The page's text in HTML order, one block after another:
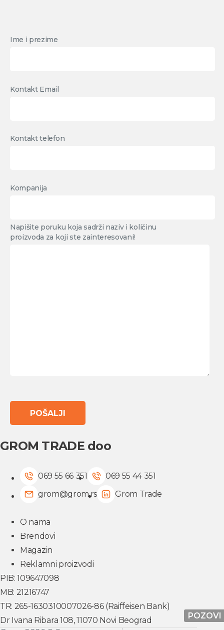
Ime i prezime
Kontakt Email
Kontakt telefon
Kompanija
Napišite poruku koja sadrži naziv i količinu
proizvoda za koji ste zainteresovani!
GROM TRADE doo
069 55 66 351
069 55 44 351
grom@grom.rs
Grom Trade
O nama
Brendovi
Magazin
Reklamni proizvodi
PIB: 109647098
MB: 21216747
TR: 265-1630310007026-86 (Raiffeisen Bank)
Dr Ivana Ribara 108, 11070 Novi Beograd
POZOVI